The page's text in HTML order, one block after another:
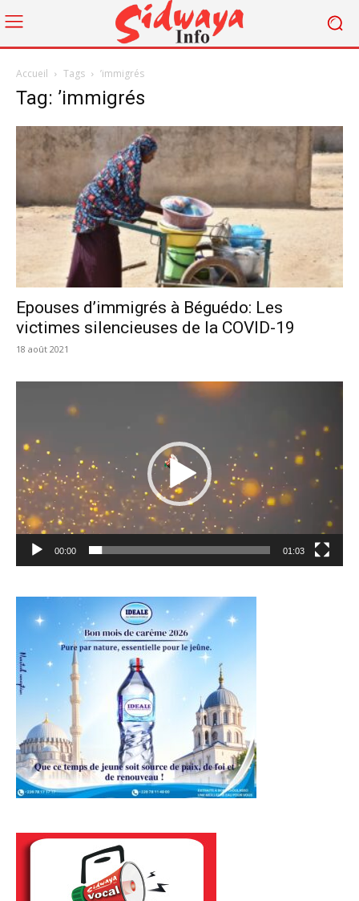
Accueil Tags ’immigrés
Tag: ’immigrés
Epouses d’immigrés à Béguédo: Les
victimes silencieuses de la COVID-19
18 août 2021
00:00 01:03